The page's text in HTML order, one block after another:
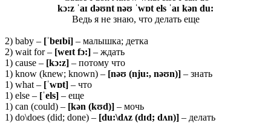
kɔ:z ˈaɪ dəʊnt nəʊ ˈwɒt els ˈaɪ kən du:
Ведь я не знаю, что делать еще
2) baby – [ˈbeɪbi] – малышка; детка
2) wait for – [weɪt fɔ:] – ждать
1) cause – [kɔ:z] – потому что
1) know (knew; known) – [nəʊ (nju:, nəʊn)] – знать
1) what – [ˈwɒt] – что
1) else – [ˈels] – еще
1) can (could) – [kən (kʊd)] – мочь
1) do\does (did; done) – [du:\dʌz (dɪd; dʌn)] – делать